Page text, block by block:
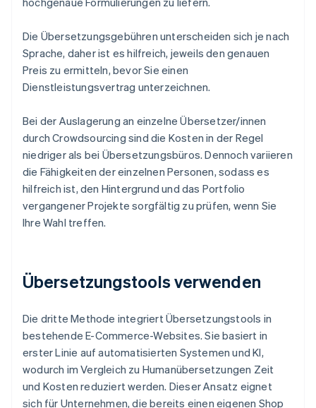
Die Übersetzungsgebühren unterscheiden sich je nach
Sprache, daher ist es hilfreich, jeweils den genauen
Preis zu ermitteln, bevor Sie einen
Dienstleistungsvertrag unterzeichnen.
Bei der Auslagerung an einzelne Übersetzer/innen
durch Crowdsourcing sind die Kosten in der Regel
niedriger als bei Übersetzungsbüros. Dennoch variieren
die Fähigkeiten der einzelnen Personen, sodass es
hilfreich ist, den Hintergrund und das Portfolio
vergangener Projekte sorgfältig zu prüfen, wenn Sie
Ihre Wahl treffen.
Übersetzungstools verwenden
Die dritte Methode integriert Übersetzungstools in
bestehende E-Commerce-Websites. Sie basiert in
erster Linie auf automatisierten Systemen und KI,
wodurch im Vergleich zu Humanübersetzungen Zeit
und Kosten reduziert werden. Dieser Ansatz eignet
sich für Unternehmen, die bereits einen eigenen Shop